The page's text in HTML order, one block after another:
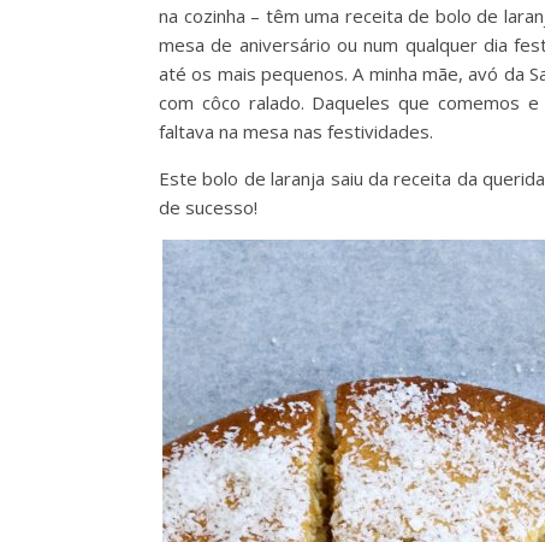
na cozinha – têm uma receita de bolo de
mesa de aniversário ou num qualquer dia
até os mais pequenos. A minha mãe, avó da
com côco ralado. Daqueles que comemos
faltava na mesa nas festividades.
Este bolo de laranja saiu da receita da
de sucesso!